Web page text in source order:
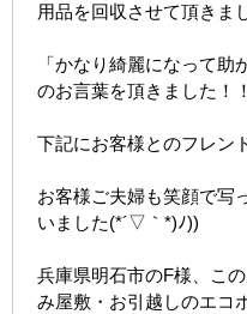
用品を回収させて頂きま
「かなり綺麗になって
のお言葉を頂きました！！
下記にお客様とのフレン
お客様ご夫婦も笑顔で写
いました(*´▽｀*)ﾉ))
兵庫県明石市のF様、こ
み屋敷・お引越しのエコ